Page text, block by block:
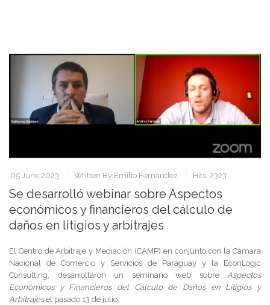
05 June 2023 Written By Emilio Fernandez Hits: 2323
Se desarrolló webinar sobre Aspectos
económicos y financieros del cálculo de
daños en litigios y arbitrajes
El Centro de Arbitraje y Mediación (CAMP) en conjunto con la Cámara
Nacional de Comercio y Servicios de Paraguay y la EconLogic
Consulting, desarrollaron un seminario web sobre Aspectos
Económicos y Financieros del Cálculo de Daños en Litigios y
Arbitrajesel pasado 13 de julio.